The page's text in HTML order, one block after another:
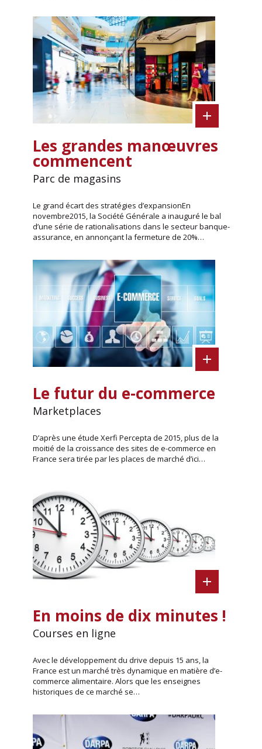
Les grandes manœuvres
commencent
Parc de magasins
Le grand écart des stratégies d’expansionEn
novembre2015, la Société Générale a inauguré le bal
d’une série de rationalisations dans le secteur banque-
assurance, en annonçant la fermeture de 20%…
Le futur du e-commerce
Marketplaces
D’après une étude Xerfi Percepta de 2015, plus de la
moitié de la croissance des sites de e-commerce en
France sera tirée par les places de marché d’ici…
En moins de dix minutes !
Courses en ligne
Avec le développement du drive depuis 15 ans, la
France est un marché très dynamique en matière d’e-
commerce alimentaire. Alors que les enseignes
historiques de ce marché se…